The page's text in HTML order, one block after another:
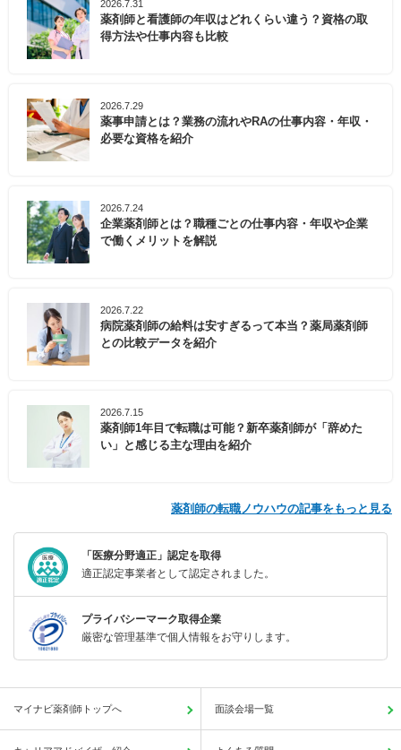
2026.7.31
薬剤師と看護師の年収はどれくらい違う？資格の取
得方法や仕事内容も比較
2026.7.29
薬事申請とは？業務の流れやRAの仕事内容・年収・
必要な資格を紹介
2026.7.24
企業薬剤師とは？職種ごとの仕事内容・年収や企業
で働くメリットを解説
2026.7.22
病院薬剤師の給料は安すぎるって本当？薬局薬剤師
との比較データを紹介
2026.7.15
薬剤師1年目で転職は可能？新卒薬剤師が「辞めた
い」と感じる主な理由を紹介
薬剤師の転職ノウハウの記事をもっと見る
「医療分野適正」認定を取得
適正認定事業者として認定されました。
プライバシーマーク取得企業
厳密な管理基準で個人情報をお守りします。
マイナビ薬剤師トップへ 面談会場一覧